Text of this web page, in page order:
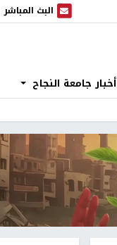
البث المباشر
البث المباشر
أخبار جامعة النجاح